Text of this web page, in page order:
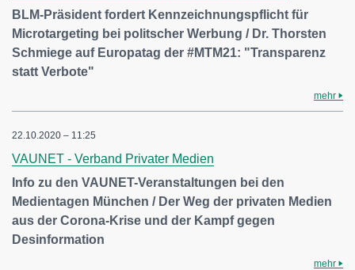
BLM-Präsident fordert Kennzeichnungspflicht für
Microtargeting bei politscher Werbung / Dr. Thorsten
Schmiege auf Europatag der #MTM21: "Transparenz
statt Verbote"
mehr
22.10.2020 – 11:25
VAUNET - Verband Privater Medien
Info zu den VAUNET-Veranstaltungen bei den
Medientagen München / Der Weg der privaten Medien
aus der Corona-Krise und der Kampf gegen
Desinformation
mehr